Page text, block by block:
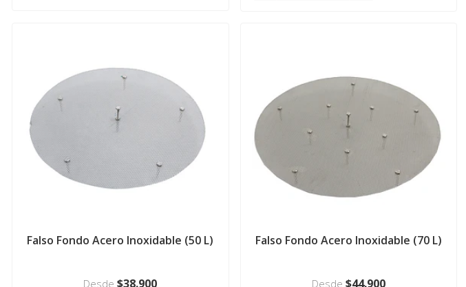
Falso Fondo Acero Inoxidable (50 L)
Desde$38.900
Falso Fondo Acero Inoxidable (70 L)
Desde $44.900